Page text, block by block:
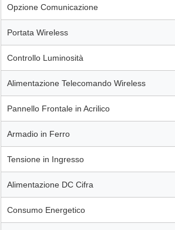
Opzione Comunicazione
Portata Wireless
Controllo Luminosità
Alimentazione Telecomando Wireless
Pannello Frontale in Acrilico
Armadio in Ferro
Tensione in Ingresso
Alimentazione DC Cifra
Consumo Energetico